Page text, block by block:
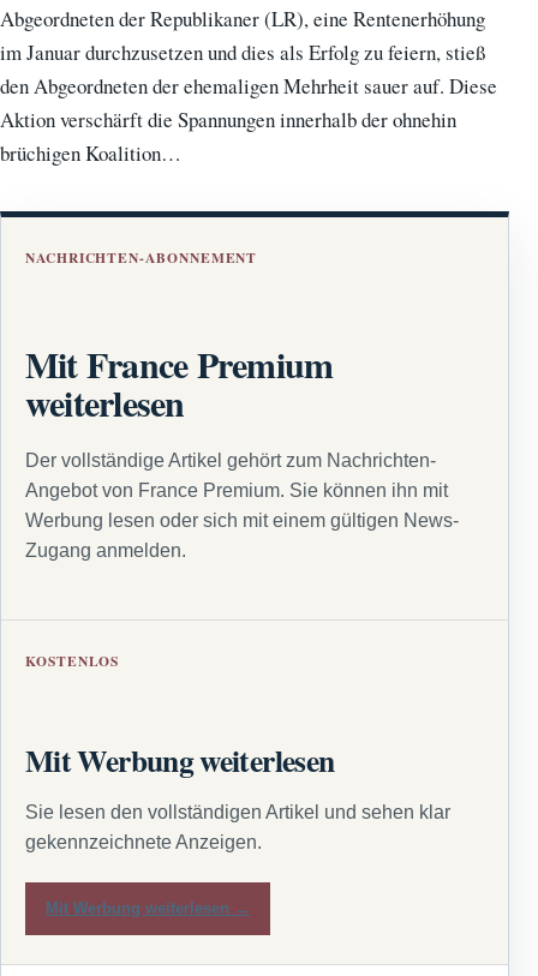
Abgeordneten der Republikaner (LR), eine Rentenerhöhung
im Januar durchzusetzen und dies als Erfolg zu feiern, stieß
den Abgeordneten der ehemaligen Mehrheit sauer auf. Diese
Aktion verschärft die Spannungen innerhalb der ohnehin
brüchigen Koalition…
NACHRICHTEN-ABONNEMENT
Mit France Premium
weiterlesen
Der vollständige Artikel gehört zum Nachrichten-
Angebot von France Premium. Sie können ihn mit
Werbung lesen oder sich mit einem gültigen News-
Zugang anmelden.
KOSTENLOS
Mit Werbung weiterlesen
Sie lesen den vollständigen Artikel und sehen klar
gekennzeichnete Anzeigen.
Mit Werbung weiterlesen →